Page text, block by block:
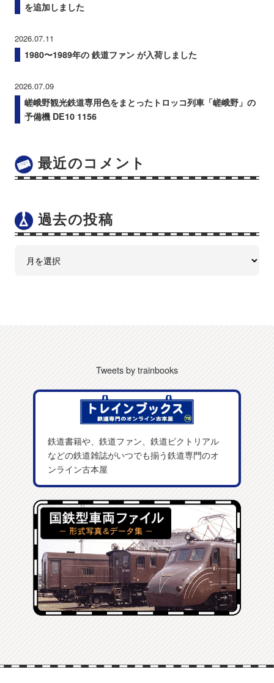
を追加しました
2026.07.11
1980〜1989年の 鉄道ファン が入荷しました
2026.07.09
嵯峨野観光鉄道専用色をまとったトロッコ列車「嵯峨野」の
予備機 DE10 1156
最近のコメント
過去の投稿
Tweets by trainbooks
鉄道書籍や、鉄道ファン、鉄道ピクトリアル
などの鉄道雑誌がいつでも揃う鉄道専門のオ
ンライン古本屋